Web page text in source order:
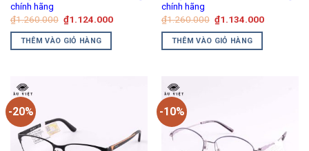
trên
trang
sản
chính hãng
₫1.260.000 Giá
gốc
là:
₫1.260.000.
₫1.124.000Giá
THÊM VÀO GIỎ HÀNG
chính hãng
₫1.260.000 Giá
gốc
là:
₫1.260.000.
₫1.134.000Giá
THÊM VÀO GIỎ HÀNG
-20% -10%